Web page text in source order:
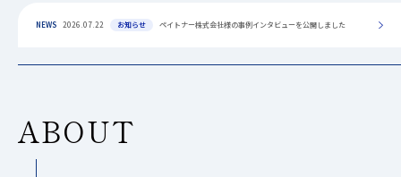
NEWS 2026.07.22 お知らせ ペイトナー株式会社様の事例インタビューを公開しました
ABOUT